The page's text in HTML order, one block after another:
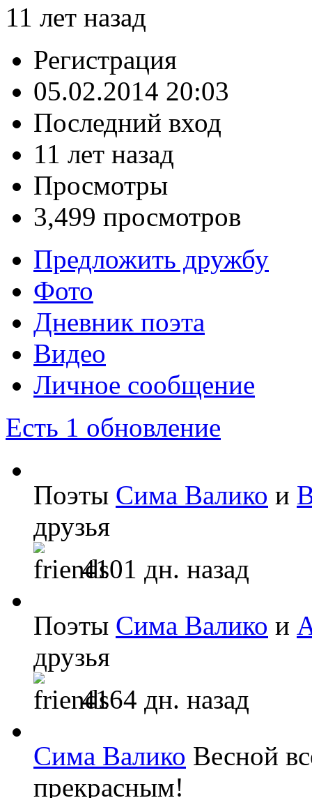
11 лет назад
Регистрация
05.02.2014 20:03
Последний вход
11 лет назад
Просмотры
3,499 просмотров
Предложить дружбу
Фото
Дневник поэта
Видео
Личное сообщение
Есть 1 обновление
Поэты Сима Валико и
друзья
4101 дн. назад
Поэты Сима Валико и
друзья
4164 дн. назад
Сима Валико Весной
прекрасным!